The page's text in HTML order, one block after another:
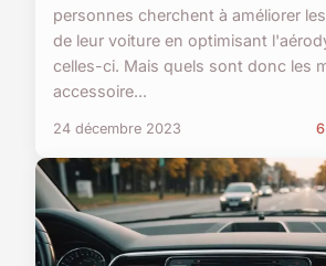
personnes cherchent à améliorer
de leur voiture en optimisant
celles-ci. Mais quels sont donc les
accessoire...
24 décembre 2023